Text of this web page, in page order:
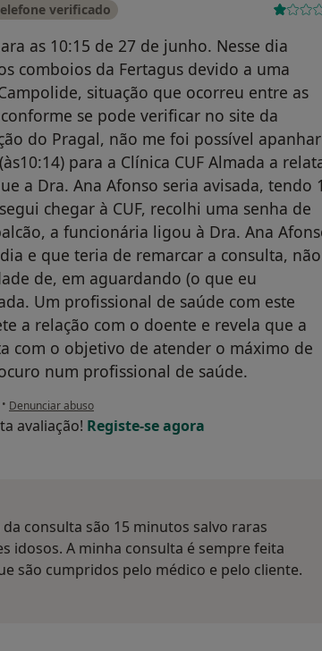
verificado
as 10:15 de 27 de junho. Nesse dia
comboios da Fertagus devido a uma
situação que ocorreu entre as
se pode verificar no site da
do Pragal, não me foi possível
para a Clínica CUF Almada a
a Dra. Ana Afonso seria avisada, tendo
chegar à CUF, recolhi uma senha de
a funcionária ligou à Dra. Ana
e que teria de remarcar a consulta, não
de, em aguardando (o que eu
Um profissional de saúde com este
a relação com o doente e revela que a
com o objetivo de atender o máximo de
num profissional de saúde.
• na opinião do utilizador Rita Moura
Denunciar abuso
avaliação! Registe-se agora
consulta são 15 minutos salvo raras
idosos. A minha consulta é sempre feita
são cumpridos pelo médico e pelo cliente.